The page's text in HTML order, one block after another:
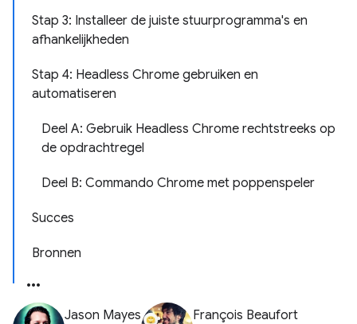
Stap 3: Installeer de juiste stuurprogramma's en
afhankelijkheden
Stap 4: Headless Chrome gebruiken en
automatiseren
Deel A: Gebruik Headless Chrome rechtstreeks op
de opdrachtregel
Deel B: Commando Chrome met poppenspeler
Succes
Bronnen
Jason Mayes François Beaufort